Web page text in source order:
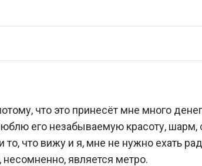
что это принесёт мне много
его незабываемую красоту, шарм,
что вижу и я, мне не нужно ехать
является метро.